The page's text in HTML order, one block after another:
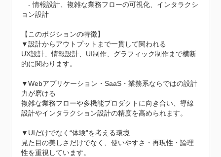
- 情報設計、複雑な業務フローの可視化、インタラクシ
ョン設計
【このポジションの特徴】
▼設計からアウトプットまで一貫して関われる
UX設計、情報設計、UI制作、グラフィック制作まで横断
的に関わります。
▼Webアプリケーション・SaaS・業務系ならではの設計
力が磨ける
複雑な業務フローや多機能プロダクトに向き合い、導線
設計やインタラクション設計の精度を高められます。
▼UIだけでなく“体験”を考える環境
見た目の美しさだけでなく、使いやすさ・再現性・論理
性を重視しています。